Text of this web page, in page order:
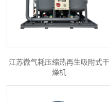
江苏微气耗压缩热再生吸附式干
燥机